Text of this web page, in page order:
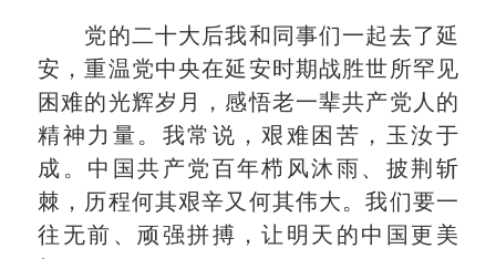
党的二十大后我和同事们一起去了延
安，重温党中央在延安时期战胜世所罕见
困难的光辉岁月，感悟老一辈共产党人的
精神力量。我常说，艰难困苦，玉汝于
成。中国共产党百年栉风沐雨、披荆斩
棘，历程何其艰辛又何其伟大。我们要一
往无前、顽强拼搏，让明天的中国更美